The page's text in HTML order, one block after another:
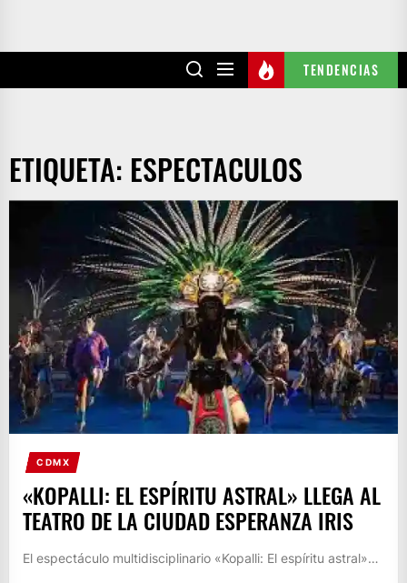
TENDENCIAS
ETIQUETA: ESPECTACULOS
CDMX
«KOPALLI: EL ESPÍRITU ASTRAL» LLEGA AL
TEATRO DE LA CIUDAD ESPERANZA IRIS
El espectáculo multidisciplinario «Kopalli: El espíritu astral»…